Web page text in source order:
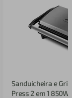
Sanduicheira e
Press 2 em 1 850W